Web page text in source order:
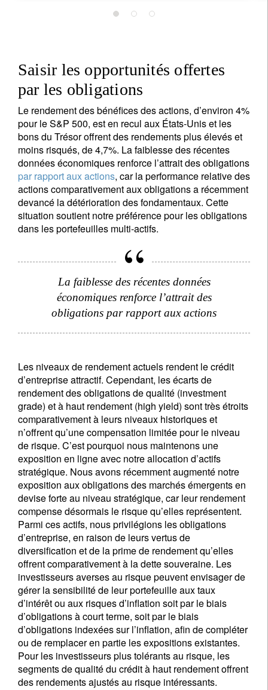
Saisir les opportunités offertes
par les obligations
Le rendement des bénéfices des actions, d’environ 4%
pour le S&P 500, est en recul aux États-Unis et les
bons du Trésor offrent des rendements plus élevés et
moins risqués, de 4,7%. La faiblesse des récentes
données économiques renforce l’attrait des obligations
par rapport aux actions, car la performance relative des
actions comparativement aux obligations a récemment
devancé la détérioration des fondamentaux. Cette
situation soutient notre préférence pour les obligations
dans les portefeuilles multi-actifs.
La faiblesse des récentes données
économiques renforce l’attrait des
obligations par rapport aux actions
Les niveaux de rendement actuels rendent le crédit
d’entreprise attractif. Cependant, les écarts de
rendement des obligations de qualité (investment
grade) et à haut rendement (high yield) sont très étroits
comparativement à leurs niveaux historiques et
n’offrent qu’une compensation limitée pour le niveau
de risque. C’est pourquoi nous maintenons une
exposition en ligne avec notre allocation d’actifs
stratégique. Nous avons récemment augmenté notre
exposition aux obligations des marchés émergents en
devise forte au niveau stratégique, car leur rendement
compense désormais le risque qu’elles représentent.
Parmi ces actifs, nous privilégions les obligations
d’entreprise, en raison de leurs vertus de
diversification et de la prime de rendement qu’elles
offrent comparativement à la dette souveraine. Les
investisseurs averses au risque peuvent envisager de
gérer la sensibilité de leur portefeuille aux taux
d’intérêt ou aux risques d’inflation soit par le biais
d’obligations à court terme, soit par le biais
d’obligations indexées sur l’inflation, afin de compléter
ou de remplacer en partie les expositions existantes.
Pour les investisseurs plus tolérants au risque, les
segments de qualité du crédit à haut rendement offrent
des rendements ajustés au risque intéressants.